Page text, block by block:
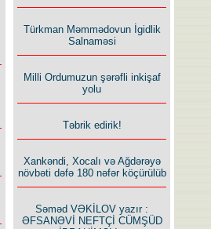
Türkman Məmmədovun İgidlik
Salnaməsi
Milli Ordumuzun şərəfli inkişaf
yolu
Təbrik edirik!
Xankəndi, Xocalı və Ağdərəyə
növbəti dəfə 180 nəfər köçürülüb
Səməd VƏKİLOV yazır :
ƏFSANƏVİ NEFTÇİ CÜMŞÜD